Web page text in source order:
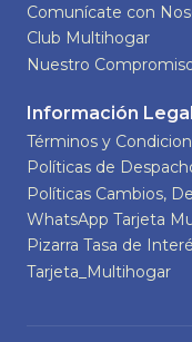
Comunícate con
Club Multihogar
Nuestro
Información
Términos y
Políticas de
Políticas Cambios,
WhatsApp Tarjeta
Pizarra Tasa de
Tarjeta_Multihogar